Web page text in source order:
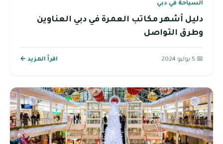
السياحة في دبي
دليل أشهر مكاتب العمرة في دبي العناوين
وطرق التواصل
📅 5 يوليو 2024 اقرأ المزيد ←